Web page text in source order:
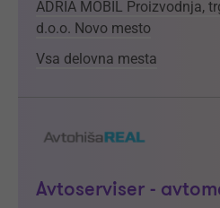
ADRIA MOBIL Proizvodnja,
d.o.o. Novo mesto
Vsa delovna mesta
Avtoserviser -